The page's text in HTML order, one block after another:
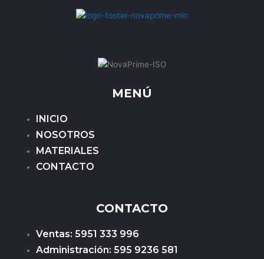
MENÚ
INICIO
NOSOTROS
MATERIALES
CONTACTO
CONTACTO
Ventas: 5951 333 996
Administración: 595 9236 581